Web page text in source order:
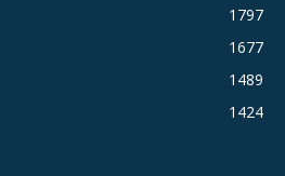
1797
1677
1489
1424